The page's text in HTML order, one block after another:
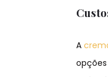
A